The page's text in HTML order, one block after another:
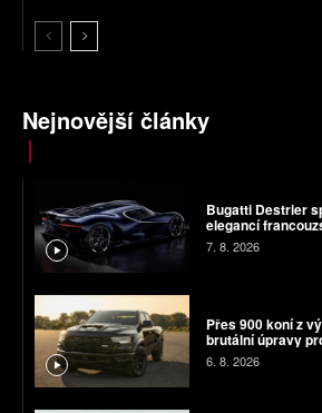
Nejnovější články
Bugatti Destrier
elegancí
7. 8. 2026
Přes 900 koní z
brutální úpravy
6. 8. 2026